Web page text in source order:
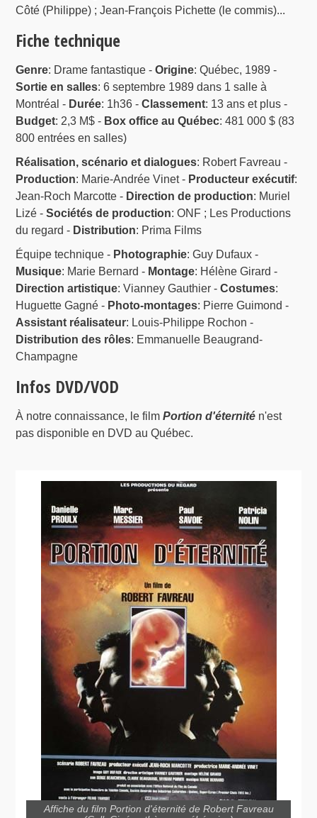
Côté (Philippe) ; Jean-François Pichette (le commis)...
Fiche technique
Genre: Drame fantastique -Origine: Québec, 1989 -
Sortie en salles: 6 septembre 1989 dans 1 salle à
Montréal - Durée: 1h36 -Classement: 13 ans et plus -
Budget: 2,3 M$ - Box office au Québec: 481 000 $ (83
800 entrées en salles)
Réalisation, scénario et dialogues: Robert Favreau -
Production: Marie-Andrée Vinet - Producteur exécutif:
Jean-Roch Marcotte - Direction de production: Muriel
Lizé -Sociétés de production: ONF ; Les Productions
du regard - Distribution: Prima Films
Équipe technique - Photographie: Guy Dufaux -
Musique: Marie Bernard - Montage: Hélène Girard -
Direction artistique: Vianney Gauthier -Costumes:
Huguette Gagné - Photo-montages: Pierre Guimond -
Assistant réalisateur: Louis-Philippe Rochon -
Distribution des rôles: Emmanuelle Beaugrand-
Champagne
Infos DVD/VOD
À notre connaissance, le filmPortion d'éternité n'est
pas disponible en DVD au Québec.
Affiche du film Portion d'éternité de Robert Favreau